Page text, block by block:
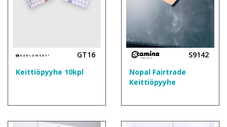
GT16
Keittiöpyyhe 10kpl
S9142
Nopal Fairtrade
Keittiöpyyhe